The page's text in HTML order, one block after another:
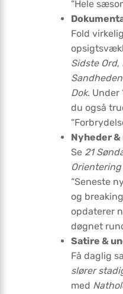
“Hele
Fold
Sidste Ord,
Sandheden
Dok. Under
du også
Nyheder
Se 21
Orientering
“Seneste
og
opdaterer
døgnet
Satire &
Få daglig
slører
med